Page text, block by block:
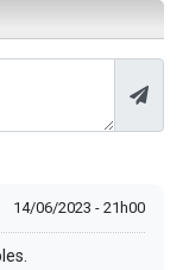
14/06/2023 - 21h00